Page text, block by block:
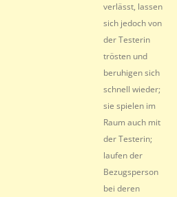
verlässt, lassen
sich jedoch von
der Testerin
trösten und
beruhigen sich
schnell wieder;
sie spielen im
Raum auch mit
der Testerin;
laufen der
Bezugsperson
bei deren